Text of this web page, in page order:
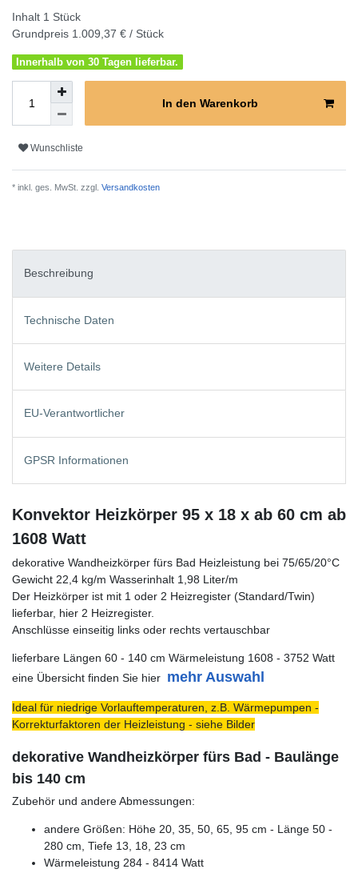
Inhalt 1 Stück
Grundpreis 1.009,37 € / Stück
Innerhalb von 30 Tagen lieferbar.
In den Warenkorb
Wunschliste
* inkl. ges. MwSt. zzgl. Versandkosten
Beschreibung
Technische Daten
Weitere Details
EU-Verantwortlicher
GPSR Informationen
Konvektor Heizkörper 95 x 18 x ab 60 cm ab
1608 Watt
dekorative Wandheizkörper fürs Bad Heizleistung bei 75/65/20°C
Gewicht 22,4 kg/m Wasserinhalt 1,98 Liter/m
Der Heizkörper ist mit 1 oder 2 Heizregister (Standard/Twin)
lieferbar, hier 2 Heizregister.
Anschlüsse einseitig links oder rechts vertauschbar
lieferbare Längen 60 - 140 cm Wärmeleistung 1608 - 3752 Watt
eine Übersicht finden Sie hier mehr Auswahl
Ideal für niedrige Vorlauftemperaturen, z.B. Wärmepumpen -
Korrekturfaktoren der Heizleistung - siehe Bilder
dekorative Wandheizkörper fürs Bad - Baulänge
bis 140 cm
Zubehör und andere Abmessungen:
andere Größen: Höhe 20, 35, 50, 65, 95 cm - Länge 50 -
280 cm, Tiefe 13, 18, 23 cm
Wärmeleistung 284 - 8414 Watt